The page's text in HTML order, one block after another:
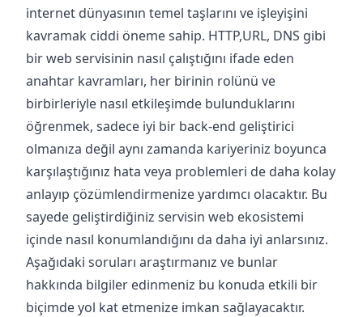
internet dünyasının temel taşlarını ve işleyişini
kavramak ciddi öneme sahip. HTTP,URL, DNS gibi
bir web servisinin nasıl çalıştığını ifade eden
anahtar kavramları, her birinin rolünü ve
birbirleriyle nasıl etkileşimde bulunduklarını
öğrenmek, sadece iyi bir back-end geliştirici
olmanıza değil aynı zamanda kariyeriniz boyunca
karşılaştığınız hata veya problemleri de daha kolay
anlayıp çözümlendirmenize yardımcı olacaktır. Bu
sayede geliştirdiğiniz servisin web ekosistemi
içinde nasıl konumlandığını da daha iyi anlarsınız.
Aşağıdaki soruları araştırmanız ve bunlar
hakkında bilgiler edinmeniz bu konuda etkili bir
biçimde yol kat etmenize imkan sağlayacaktır.